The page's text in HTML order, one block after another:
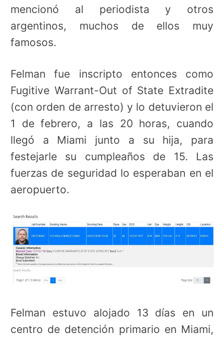
mencionó al periodista y otros
argentinos, muchos de ellos muy
famosos.
Felman fue inscripto entonces como
Fugitive Warrant-Out of State Extradite
(con orden de arresto) y lo detuvieron el
1 de febrero, a las 20 horas, cuando
llegó a Miami junto a su hija, para
festejarle su cumpleaños de 15. Las
fuerzas de seguridad lo esperaban en el
aeropuerto.
Felman estuvo alojado 13 días en un
centro de detención primario en Miami,